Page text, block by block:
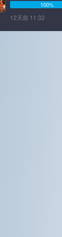
100%
12天前 11:32